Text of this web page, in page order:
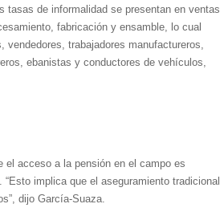
tasas de informalidad se presentan en ventas
fabricación y ensamble, lo cual
vendedores, trabajadores manufactureros,
ebanistas y conductores de vehículos,
el acceso a la pensión en el campo es
implica que el aseguramiento tradicional
dijo García-Suaza.